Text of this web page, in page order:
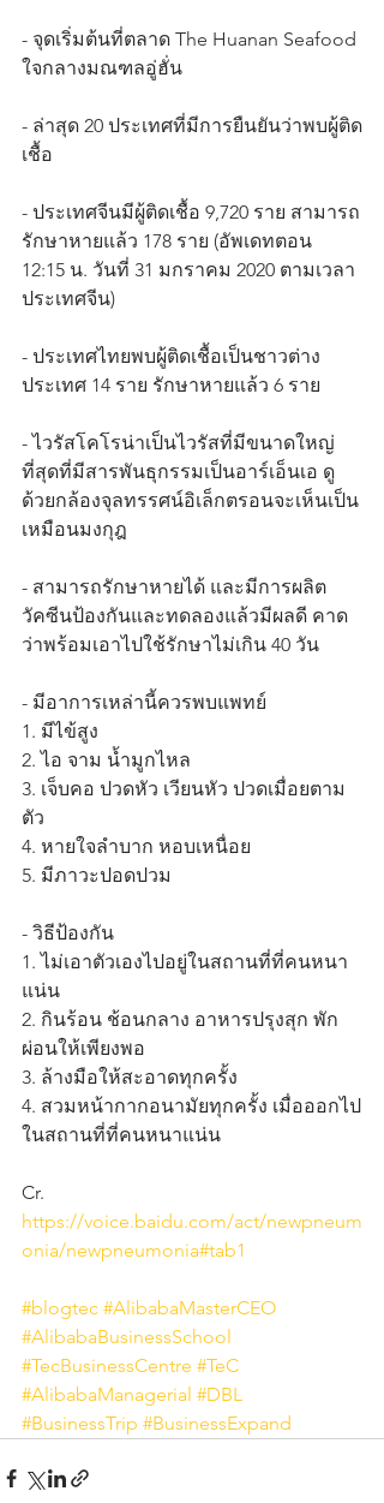
- จุดเริ่มต้นที่ตลาด The Huanan Seafood
ใจกลางมณฑลอู่ฮั่น
- ล่าสุด 20 ประเทศที่มีการยืนยันว่าพบผู้ติด
เชื้อ
- ประเทศจีนมีผู้ติดเชื้อ 9,720 ราย สามารถ
รักษาหายแล้ว 178 ราย (อัพเดทตอน
12:15 น. วันที่ 31 มกราคม 2020 ตามเวลา
ประเทศจีน)
- ประเทศไทยพบผู้ติดเชื้อเป็นชาวต่าง
ประเทศ 14 ราย รักษาหายแล้ว 6 ราย
- ไวรัสโคโรน่าเป็นไวรัสที่มีขนาดใหญ่
ที่สุดที่มีสารพันธุกรรมเป็นอาร์เอ็นเอ ดู
ด้วยกล้องจุลทรรศน์อิเล็กตรอนจะเห็นเป็น
เหมือนมงกุฎ
- สามารถรักษาหายได้ และมีการผลิต
วัคซีนป้องกันและทดลองแล้วมีผลดี คาด
ว่าพร้อมเอาไปใช้รักษาไม่เกิน 40 วัน
- มีอาการเหล่านี้ควรพบแพทย์
1. มีไข้สูง
2. ไอ จาม น้ำมูกไหล
3. เจ็บคอ ปวดหัว เวียนหัว ปวดเมื่อยตาม
ตัว
4. หายใจลำบาก หอบเหนื่อย
5. มีภาวะปอดปวม
- วิธีป้องกัน
1. ไม่เอาตัวเองไปอยู่ในสถานที่ที่คนหนา
แน่น
2. กินร้อน ช้อนกลาง อาหารปรุงสุก พัก
ผ่อนให้เพียงพอ
3. ล้างมือให้สะอาดทุกครั้ง
4. สวมหน้ากากอนามัยทุกครั้ง เมื่อออกไป
ในสถานที่ที่คนหนาแน่น
Cr.
https://voice.baidu.com/act/newpneum
onia/newpneumonia#tab1
#blogtec #AlibabaMasterCEO
#AlibabaBusinessSchool
#TecBusinessCentre #TeC
#AlibabaManagerial #DBL
#BusinessTrip #BusinessExpand